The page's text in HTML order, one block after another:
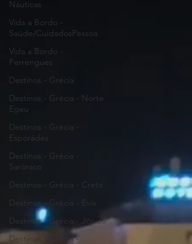
Náuticas
Vida a Bordo -
Saúde/CuidadosPessoa
Vida a Bordo -
Perrengues
Destinos - Grécia
Destinos - Grécia - Norte
Egeu
Destinos - Grécia -
Esporádes
Destinos - Grécia -
Sarônico
Destinos - Grécia - Creta
Destinos - Grécia - Evia
Destinos - Grécia - Jônico
Destinos - Grécia -